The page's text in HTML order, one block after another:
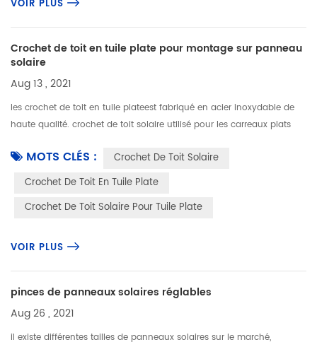
VOIR PLUS
Crochet de toit en tuile plate pour montage sur panneau
solaire
Aug 13 , 2021
les crochet de toit en tuile plateest fabriqué en acier inoxydable de
haute qualité. crochet de toit solaire utilisé pour les carreaux plats
MOTS CLÉS :
Crochet De Toit Solaire
Crochet De Toit En Tuile Plate
Crochet De Toit Solaire Pour Tuile Plate
VOIR PLUS
pinces de panneaux solaires réglables
Aug 26 , 2021
il existe différentes tailles de panneaux solaires sur le marché,